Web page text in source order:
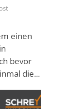
einen
bevor
die...